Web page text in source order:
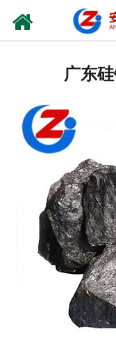
广东